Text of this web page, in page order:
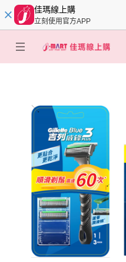
佳瑪線上購
立刻使用官方APP